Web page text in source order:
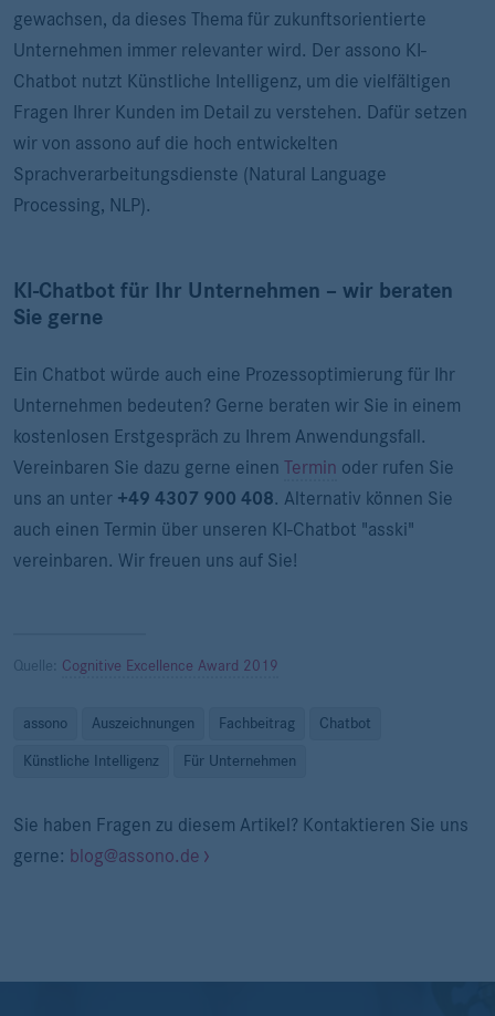
gewachsen, da dieses Thema für zukunftsorientierte
Unternehmen immer relevanter wird. Der assono KI-
Chatbot nutzt Künstliche Intelligenz, um die vielfältigen
Fragen Ihrer Kunden im Detail zu verstehen. Dafür setzen
wir von assono auf die hoch entwickelten
Sprachverarbeitungsdienste (Natural Language
Processing, NLP).
KI-Chatbot für Ihr Unternehmen – wir beraten
Sie gerne
Ein Chatbot würde auch eine Prozessoptimierung für Ihr
Unternehmen bedeuten? Gerne beraten wir Sie in einem
kostenlosen Erstgespräch zu Ihrem Anwendungsfall.
Vereinbaren Sie dazu gerne einen Termin oder rufen Sie
uns an unter +49 4307 900 408. Alternativ können Sie
auch einen Termin über unseren KI-Chatbot "asski"
vereinbaren. Wir freuen uns auf Sie!
Quelle: Cognitive Excellence Award 2019
assono Auszeichnungen Fachbeitrag Chatbot
Künstliche Intelligenz Für Unternehmen
Sie haben Fragen zu diesem Artikel? Kontaktieren Sie uns
gerne: blog@assono.de